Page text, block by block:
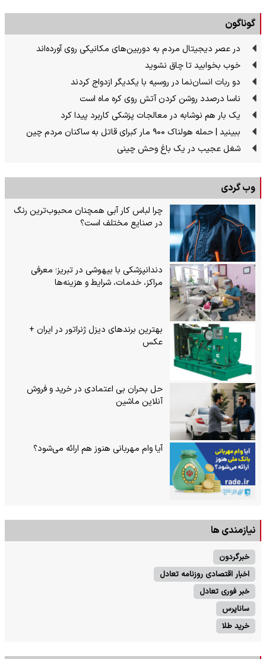
گوناگون
در عصر دیجیتال مردم به دوربین‌های مکانیکی روی آورده‌اند
خوب بخوابید تا چاق نشوید
دو ربات انسان‌نما در روسیه با یکدیگر ازدواج کردند
ناسا درصدد روشن کردن آتش روی کره ماه است
یک بار هم نوشابه در معالجات پزشکی کاربرد پیدا کرد
ببینید | حمله هولناک ۹۰۰ مار کبرای قاتل به ساکنان مردم چین
شغل عجیب در یک باغ وحش چینی
وب گردی
چرا لباس کار آبی همچنان محبوب‌ترین رنگ
در صنایع مختلف است؟
دندانپزشکی با بیهوشی در تبریز؛ معرفی
مراکز، خدمات، شرایط و هزینه‌ها
بهترین برندهای دیزل ژنراتور در ایران +
عکس
حل بحران بی‌ اعتمادی در خرید و فروش
آنلاین ماشین
آیا وام مهربانی هنوز هم ارائه می‌شود؟
نیازمندی ها
خبرگردون
اخبار اقتصادی روزنامه تعادل
خبر فوری تعادل
ساناپرس
خرید طلا